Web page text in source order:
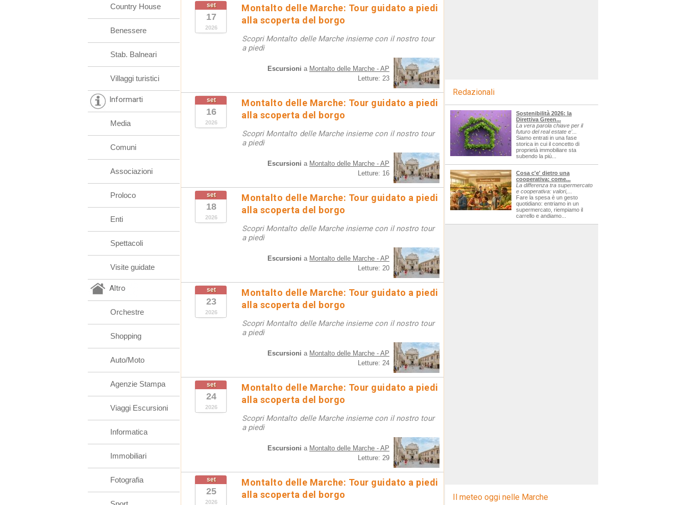
set
17
2026
Montalto delle Marche: Tour guidato a piedi
alla scoperta del borgo
Scopri Montalto delle Marche insieme con il nostro tour
a piedi
Escursioni a Montalto delle Marche - AP
Letture: 23
set
16
2026
Montalto delle Marche: Tour guidato a piedi
alla scoperta del borgo
Scopri Montalto delle Marche insieme con il nostro tour
a piedi
Escursioni a Montalto delle Marche - AP
Letture: 16
set
18
2026
Montalto delle Marche: Tour guidato a piedi
alla scoperta del borgo
Scopri Montalto delle Marche insieme con il nostro tour
a piedi
Escursioni a Montalto delle Marche - AP
Letture: 20
set
23
2026
Montalto delle Marche: Tour guidato a piedi
alla scoperta del borgo
Scopri Montalto delle Marche insieme con il nostro tour
a piedi
Escursioni a Montalto delle Marche - AP
Letture: 24
set
24
2026
Montalto delle Marche: Tour guidato a piedi
alla scoperta del borgo
Scopri Montalto delle Marche insieme con il nostro tour
a piedi
Escursioni a Montalto delle Marche - AP
Letture: 29
set
25
2026
Montalto delle Marche: Tour guidato a piedi
alla scoperta del borgo
Country House
Benessere
Stab. Balneari
Villaggi turistici
Informarti
Media
Comuni
Associazioni
Proloco
Enti
Spettacoli
Visite guidate
Altro
Orchestre
Shopping
Auto/Moto
Agenzie Stampa
Viaggi Escursioni
Informatica
Immobiliari
Fotografia
Redazionali
Sostenibilità 2026: la
Direttiva Green...
La vera parola chiave per il
futuro del real estate e'...
Siamo entrati in una fase
storica in cui il concetto di
proprietà immobiliare sta
subendo la più...
Cosa c'e' dietro una
cooperativa: come...
La differenza tra supermercato
e cooperativa: valori,...
Fare la spesa è un gesto
quotidiano: entriamo in un
supermercato, riempiamo il
carrello e andiamo...
Il meteo oggi nelle Marche